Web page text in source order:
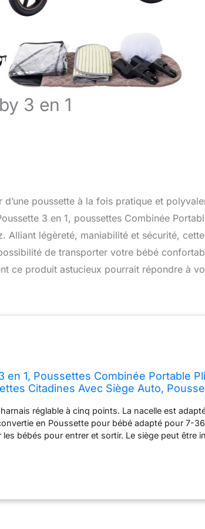
3 en 1
poussette à la fois pratique et
3 en 1, poussettes Combinée
Alliant légèreté, maniabilité et sécurité,
de transporter votre bébé
ce produit astucieux pourrait répondre à
en 1, Poussettes Combinée Portable
Citadines Avec Siège Auto,
harnais réglable à cinq points. La nacelle est
en Poussette pour bébé adapté pour 7-
bébés pour entrer et sortir. Le siège peut être
semi-allongé 150°, Poussette horizontale 180°.
d'une seule main puis tourné à 180°. 【2】Le
En ajustant l'angle de l'accoudoir, le siège peut